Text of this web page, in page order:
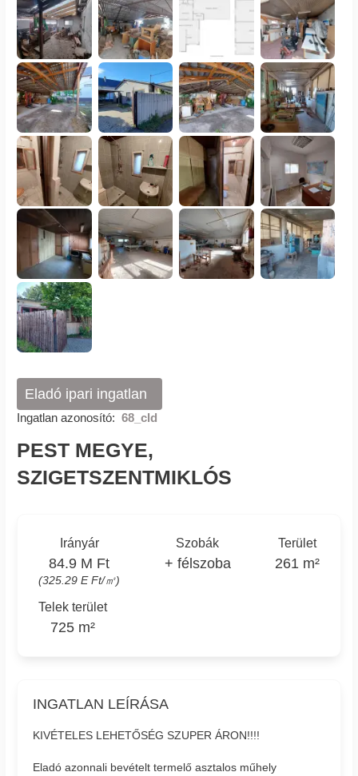
Eladó ipari ingatlan
Ingatlan azonosító: 68_cld
PEST MEGYE,
SZIGETSZENTMIKLÓS
Irányár
84.9 M Ft
(325.29 E Ft/㎡)
Szobák
+ félszoba
Terület
261 m²
Telek terület
725 m²
INGATLAN LEÍRÁSA
KIVÉTELES LEHETŐSÉG SZUPER ÁRON!!!!
Eladó azonnali bevételt termelő asztalos műhely